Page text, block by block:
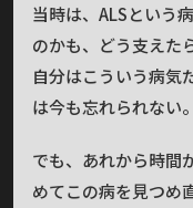
当時は、ALSという
のかも、どう支えた
自分はこういう病気
は今も忘れられない。
でも、あれから時間
めてこの病を見つめ